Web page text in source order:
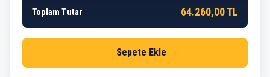
Toplam Tutar 64.260,00 TL
Sepete Ekle